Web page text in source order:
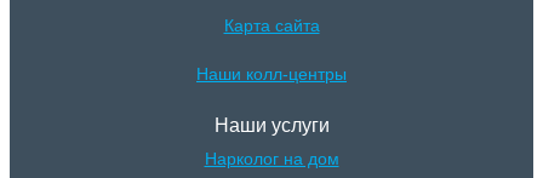
Карта сайта
Наши колл-центры
Наши услуги
Нарколог на дом